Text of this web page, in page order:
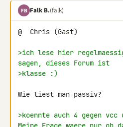
FB Falk B.(falk)
@  Chris (Gast)
>ich lese hier
sagen, dieses Forum ist
>klasse :)
Wie liest man passiv?
>koennte auch 4 gegen vcc